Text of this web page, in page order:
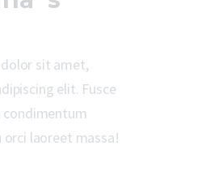
sit amet,
elit. Fusce
laoreet massa!